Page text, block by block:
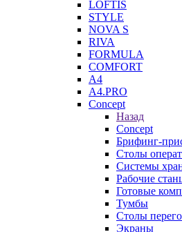
LOFTIS
STYLE
NOVA S
RIVA
FORMULA
COMFORT
A4
A4.PRO
Concept
Назад
Concept
Брифинг-
Столы
Системы
Рабочие
Готовые
Тумбы
Столы
Экраны